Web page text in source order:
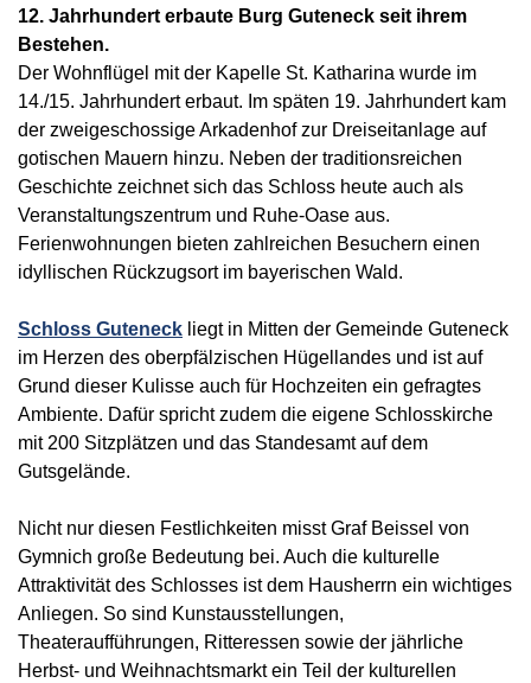
12. Jahrhundert erbaute Burg Guteneck seit ihrem
Bestehen.
Der Wohnflügel mit der Kapelle St. Katharina wurde im
14./15. Jahrhundert erbaut. Im späten 19. Jahrhundert kam
der zweigeschossige Arkadenhof zur Dreiseitanlage auf
gotischen Mauern hinzu. Neben der traditionsreichen
Geschichte zeichnet sich das Schloss heute auch als
Veranstaltungszentrum und Ruhe-Oase aus.
Ferienwohnungen bieten zahlreichen Besuchern einen
idyllischen Rückzugsort im bayerischen Wald.
Schloss Guteneck liegt in Mitten der Gemeinde Guteneck
im Herzen des oberpfälzischen Hügellandes und ist auf
Grund dieser Kulisse auch für Hochzeiten ein gefragtes
Ambiente. Dafür spricht zudem die eigene Schlosskirche
mit 200 Sitzplätzen und das Standesamt auf dem
Gutsgelände.
Nicht nur diesen Festlichkeiten misst Graf Beissel von
Gymnich große Bedeutung bei. Auch die kulturelle
Attraktivität des Schlosses ist dem Hausherrn ein wichtiges
Anliegen. So sind Kunstausstellungen,
Theateraufführungen, Ritteressen sowie der jährliche
Herbst- und Weihnachtsmarkt ein Teil der kulturellen